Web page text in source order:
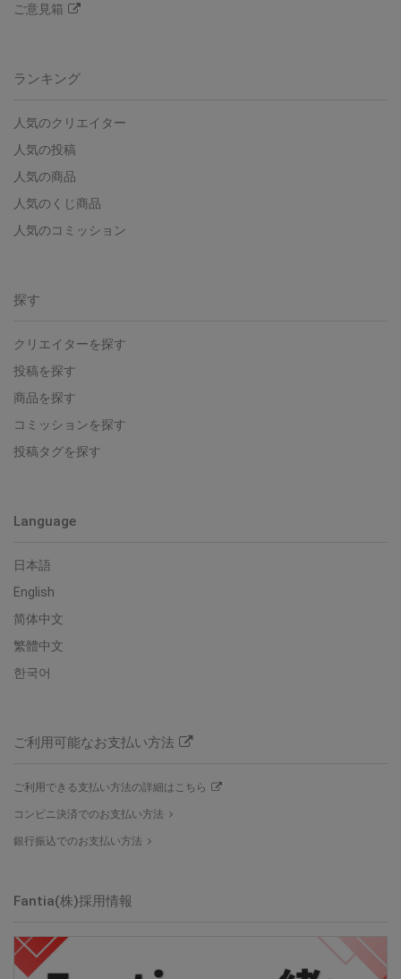
ご意見箱
ランキング
人気のクリエイター
人気の投稿
人気の商品
人気のくじ商品
人気のコミッション
探す
クリエイターを探す
投稿を探す
商品を探す
コミッションを探す
投稿タグを探す
Language
日本語
English
简体中文
繁體中文
한국어
ご利用可能なお支払い方法
ご利用できる支払い方法の詳細はこちら
コンビニ決済でのお支払い方法
銀行振込でのお支払い方法
Fantia(株)採用情報